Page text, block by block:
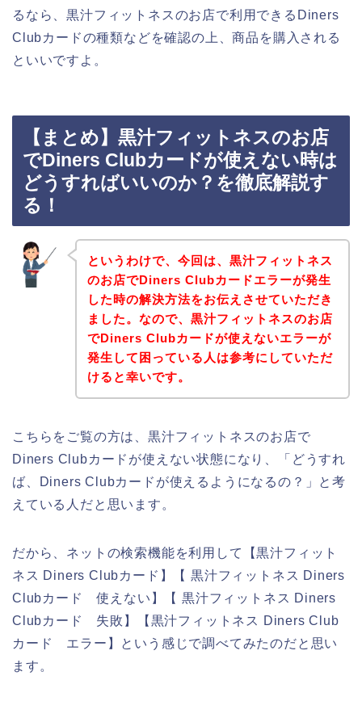
るなら、黒汁フィットネスのお店で利用できるDiners
Clubカードの種類などを確認の上、商品を購入される
といいですよ。
【まとめ】黒汁フィットネスのお店
でDiners Clubカードが使えない時は
どうすればいいのか？を徹底解説す
る！
というわけで、今回は、黒汁フィットネス
のお店でDiners Clubカードエラーが発生
した時の解決方法をお伝えさせていただき
ました。なので、黒汁フィットネスのお店
でDiners Clubカードが使えないエラーが
発生して困っている人は参考にしていただ
けると幸いです。
こちらをご覧の方は、黒汁フィットネスのお店で
Diners Clubカードが使えない状態になり、「どうすれ
ば、Diners Clubカードが使えるようになるの？」と考
えている人だと思います。
だから、ネットの検索機能を利用して【黒汁フィット
ネス Diners Clubカード】【 黒汁フィットネス Diners
Clubカード 使えない】【 黒汁フィットネス Diners
Clubカード 失敗】【黒汁フィットネス Diners Club
カード エラー】という感じで調べてみたのだと思い
ます。